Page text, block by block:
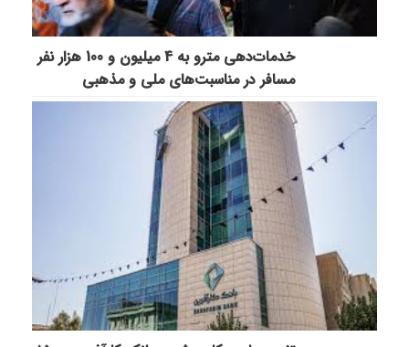
خدمات‌دهي مترو به 4 ميليون و 100 هزار نفر
مسافر در مناسبت‌هاي ملي و مذهبي